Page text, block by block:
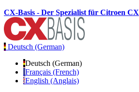
CX-Basis - Der Spezialist für Citroen CX
Deutsch (German)
Deutsch (German)
Français (French)
English (Anglais)